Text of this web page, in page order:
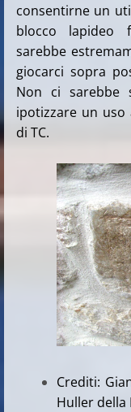
consentirne un
blocco lapideo
sarebbe
giocarci sopra
Non ci sarebbe
ipotizzare un
di TC.
Crediti:
Huller della